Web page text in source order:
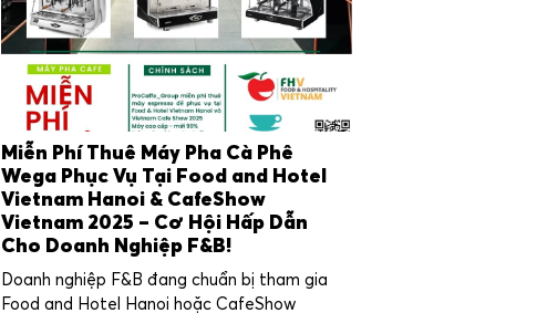
Miễn Phí Thuê Máy Pha Cà Phê
Wega Phục Vụ Tại Food and Hotel
Vietnam Hanoi & CafeShow
Vietnam 2025 – Cơ Hội Hấp Dẫn
Cho Doanh Nghiệp F&B!
Doanh nghiệp F&B đang chuẩn bị tham gia
Food and Hotel Hanoi hoặc CafeShow